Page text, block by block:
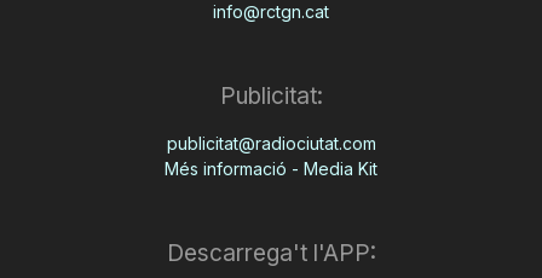
info@rctgn.cat
Publicitat:
publicitat@radiociutat.com
Més informació - Media Kit
Descarrega't l'APP: